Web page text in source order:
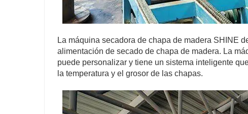
La máquina secadora de chapa de madera SHINE
alimentación de secado de chapa de madera. La
puede personalizar y tiene un sistema inteligente
la temperatura y el grosor de las chapas.